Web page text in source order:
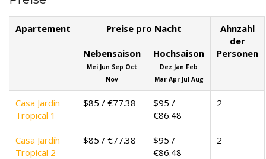
Apartement Preise pro Nacht
Ahnzahl
der
Personen
Nebensaison
Mei Jun Sep Oct
Nov
Hochsaison
Dez Jan Feb
Mar Apr Jul Aug
Casa Jardín
Tropical 1
$85 / €77.38 $95 /
€86.48
2
Casa Jardín
Tropical 2
$85 / €77.38 $95 /
€86.48
2